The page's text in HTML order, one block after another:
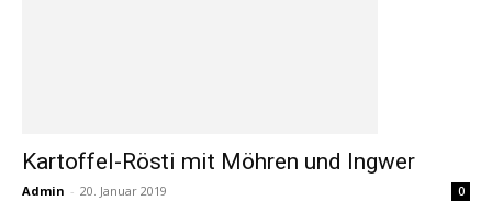
Kartoffel-Rösti mit Möhren und Ingwer
Admin - 20. Januar 2019 0